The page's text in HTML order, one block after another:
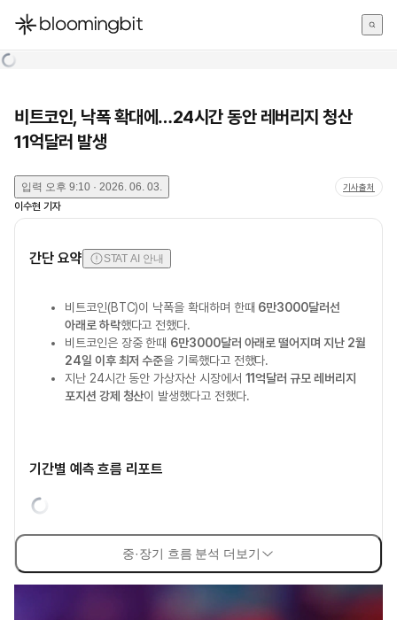
한국어
비트코인, 낙폭 확대에…24시간 동안 레버리지 청산
11억달러 발생
입력 오후 9:10 · 2026. 06. 03. 기사출처
이수현 기자
간단 요약 STAT AI 안내
비트코인(BTC)이 낙폭을 확대하며 한때 6만3000달러선
아래로 하락했다고 전했다.
비트코인은 장중 한때 6만3000달러 아래로 떨어지며 지난 2월
24일 이후 최저 수준을 기록했다고 전했다.
지난 24시간 동안 가상자산 시장에서 11억달러 규모 레버리지
포지션 강제 청산이 발생했다고 전했다.
기간별 예측 흐름 리포트
중·장기 흐름 분석 더보기